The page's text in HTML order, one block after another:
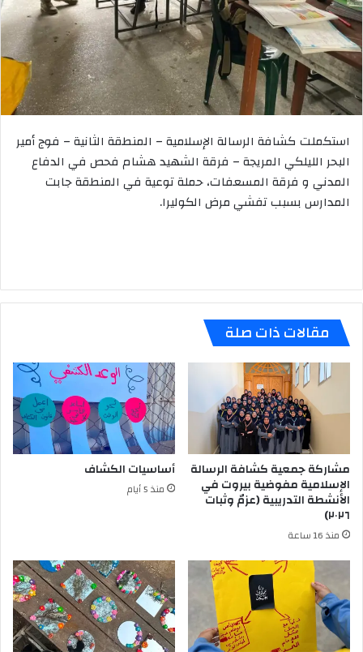
استكملت كشافة الرسالة الإسلامية – المنطقة الثانية – فوج أمير
البحر الليلكي المريجة – فرقة الشهيد هشام فحص في الدفاع
المدني و فرقة المسعفات، حملة توعية في المنطقة جابت
المدارس بسبب تفشي مرض الكوليرا.
مقالات ذات صلة
مشاركة جمعية كشافة الرسالة
الإسلامية مفوضية بيروت في
الأنشطة التدريبية (عزمٌ وثبات
٢٠٢٦)
منذ 16 ساعة
أساسيات الكشاف
منذ 5 أيام